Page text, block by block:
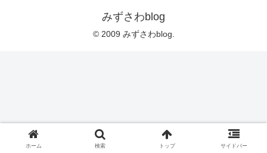
みずさわblog
© 2009 みずさわblog.
ホーム 検索 トップ サイドバー